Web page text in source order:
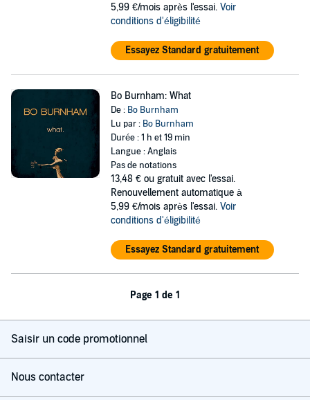
5,99 €/mois après l'essai. Voir
conditions d'éligibilité
Essayez Standard gratuitement
Bo Burnham: What
De : Bo Burnham
Lu par : Bo Burnham
Durée : 1 h et 19 min
Langue : Anglais
Pas de notations
13,48 € ou gratuit avec l'essai.
Renouvellement automatique à
5,99 €/mois après l'essai. Voir
conditions d'éligibilité
Essayez Standard gratuitement
Page 1 de 1
Saisir un code promotionnel
Nous contacter